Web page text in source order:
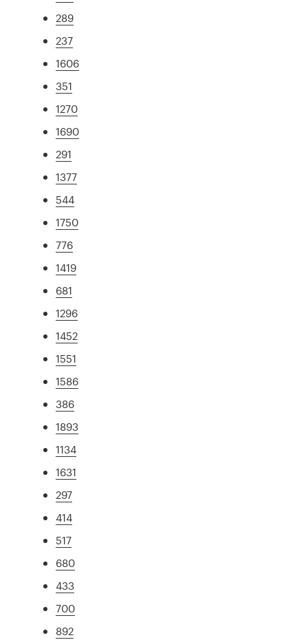
289
237
1606
351
1270
1690
291
1377
544
1750
776
1419
681
1296
1452
1551
1586
386
1893
1134
1631
297
414
517
680
433
700
892